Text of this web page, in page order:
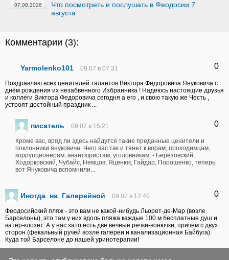
07.08.2026
Что посмотреть и послушать в Феодосии 7
августа
Комментарии (3):
Yarmolenko101 09.07 в 07:31 0
Поздравляю всех ценителей талантов Виктора Федоровича Януковича с
днём рождения их незабвенного Избранника ! Надеюсь настоящие друзья
и коллеги Виктора Федоровича сегодня а его , и свою такую же Честь ,
устроят достойный праздник ...
писатель 09.07 в 15:21 0
Кроме вас, вряд ли здесь найдутся такие преданные ценители и
поклонники януковича. Чего вас так и тянет к ворам, проходимцам,
коррупционерам, авантюристам, уголовникам, - Березовский,
Ходорковский, Чубайс, Немцов, Яценюк, Гайдар, Порошенко, теперь
вот Януковича вспомнили...
Иногда_на_Галерейной 09.07 в 12:40 0
Феодосийский пляж - это вам не какой-нибудь Льорет-де-Мар (возле
Барселоны), это там у них вдоль пляжа каждые 100 м бесплатные душ и
ватер-клозет. А у нас зато есть две вечные речки-вонючки, причем с двух
сторон (фекальный ручей возле галереи и канализационная Байбуга).
Куда той Барселоне до нашей уринотерапии!